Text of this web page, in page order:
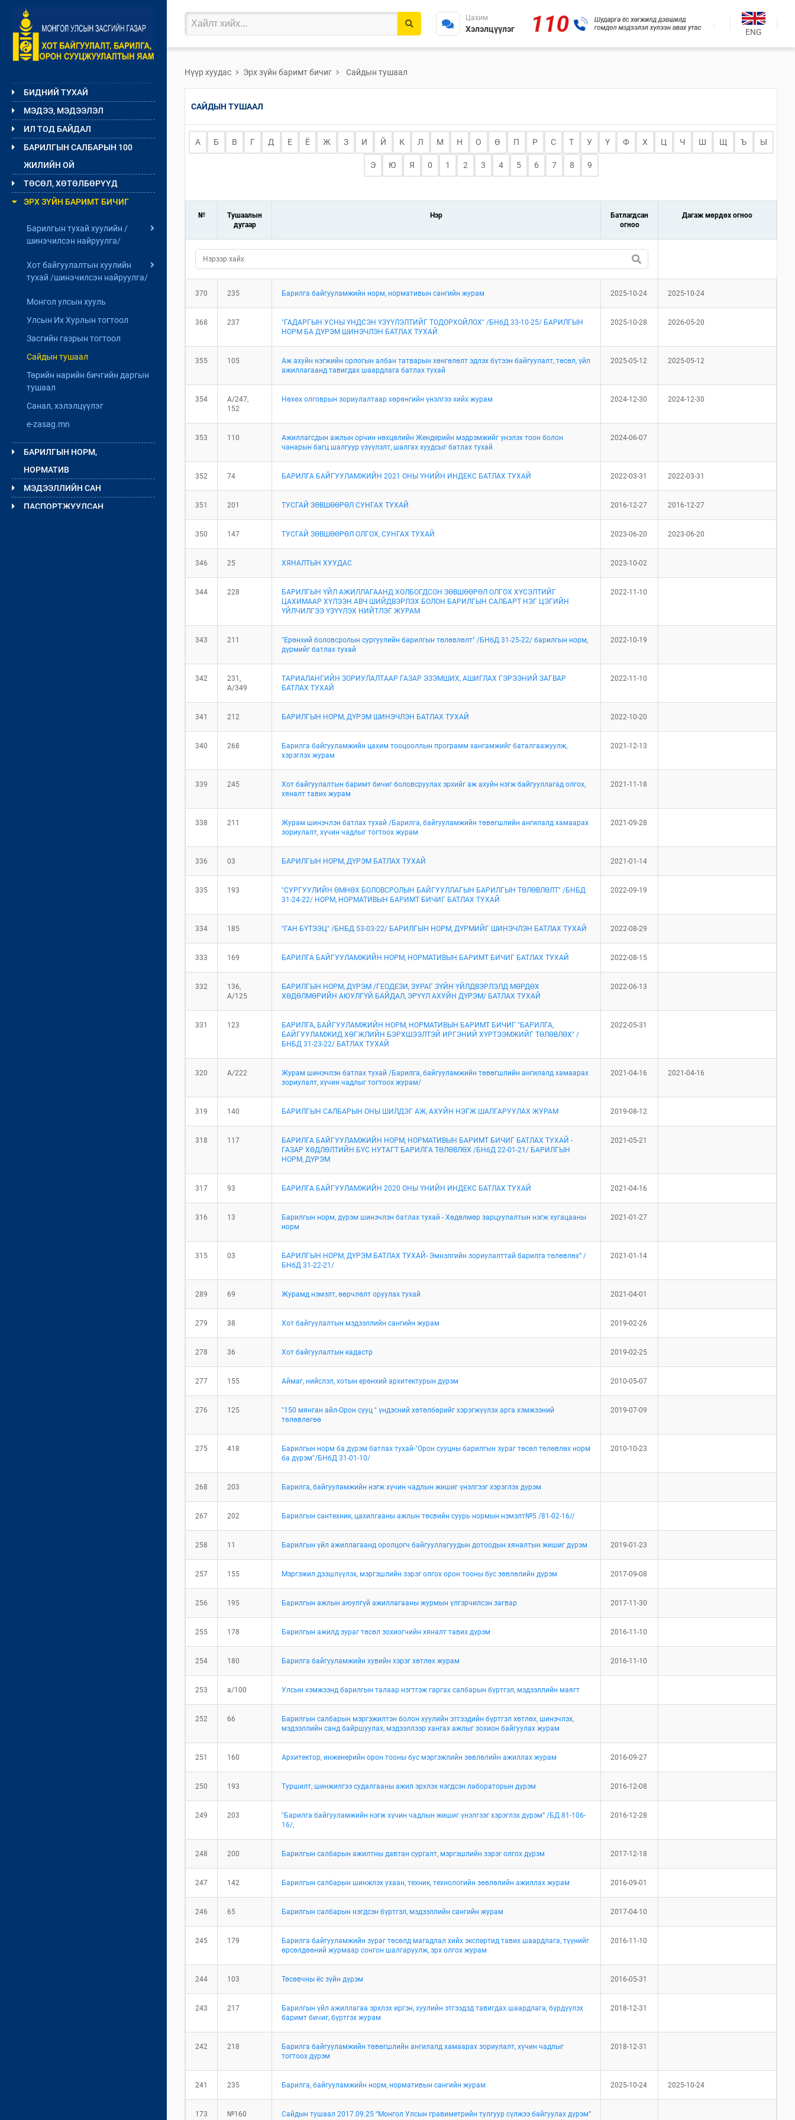
БИДНИЙ ТУХАЙ
МЭДЭЭ, МЭДЭЭЛЭЛ
ИЛ ТОД БАЙДАЛ
БАРИЛГЫН САЛБАРЫН 100
ЖИЛИЙН ОЙ
ТӨСӨЛ, ХӨТӨЛБӨРҮҮД
ЭРХ ЗҮЙН БАРИМТ БИЧИГ
Барилгын тухай хуулийн /
шинэчилсэн найруулга/
Хуулийн төслийн мэдээ,
мэлээлэл
Үзэл баримтлалын төсөл
Хуулийн төсөл
Холбогдох судалгаа
Хот байгуулалтын хуулийн
тухай /шинэчилсэн найруулга/
Хуулийн төслийн танилцуулга
Үзэл баримтлалын төсөл
Хуулийн төсөл
Монгол улсын хууль
Улсын Их Хурлын тогтоол
Засгийн газрын тогтоол
Сайдын тушаал
Төрийн нарийн бичгийн даргын
тушаал
Санал, хэлэлцүүлэг
e-zasag.mn
БАРИЛГЫН НОРМ,
НОРМАТИВ
МЭДЭЭЛЛИЙН САН
ПАСПОРТЖУУЛСАН
Цахим
Хэлэлцүүлэг
.
ENG
Нүүр хуудас Эрх зүйн баримт бичиг Сайдын тушаал
САЙДЫН ТУШААЛ
А Б В Г Д Е Ё Ж З И Й К Л М Н О Ө П Р С Т У Ү Ф Х Ц Ч Ш Щ Ъ Ы
Э Ю Я 0 1 2 3 4 5 6 7 8 9
№
Тушаалын
дугаар
Нэр
Батлагдсан
огноо
Дагаж мөрдөх огноо
370 235 Барилга байгууламжийн норм, нормативын сангийн журам 2025-10-24 2025-10-24
368 237
"ГАДАРГЫН УСНЫ ҮНДСЭН ҮЗҮҮЛЭЛТИЙГ ТОДОРХОЙЛОХ" /БНбД 33-10-25/ БАРИЛГЫН
НОРМ БА ДҮРЭМ ШИНЭЧЛЭН БАТЛАХ ТУХАЙ
2025-10-28 2026-05-20
355 105
Аж ахуйн нэгжийн орлогын албан татварын хөнгөлөлт эдлэх бүтээн байгуулалт, төсөл, үйл
ажиллагаанд тавигдах шаардлага батлах тухай
2025-05-12 2025-05-12
354
A/247,
152
Нөхөх олговрын зориулалтаар хөрөнгийн үнэлгээ хийх журам 2024-12-30 2024-12-30
353 110
Ажиллагсдын ажлын орчин нөхцөлийн Жендерийн мэдрэмжийг үнэлэх тоон болон
чанарын багц шалгуур үзүүлэлт, шалгах хуудсыг батлах тухай
2024-06-07
352 74 БАРИЛГА БАЙГУУЛАМЖИЙН 2021 ОНЫ ҮНИЙН ИНДЕКС БАТЛАХ ТУХАЙ 2022-03-31 2022-03-31
351 201 ТУСГАЙ ЗӨВШӨӨРӨЛ СУНГАХ ТУХАЙ 2016-12-27 2016-12-27
350 147 ТУСГАЙ ЗӨВШӨӨРӨЛ ОЛГОХ, СУНГАХ ТУХАЙ 2023-06-20 2023-06-20
346 25 ХЯНАЛТЫН ХУУДАС 2023-10-02
344 228
БАРИЛГЫН ҮЙЛ АЖИЛЛАГААНД ХОЛБОГДСОН ЗӨВШӨӨРӨЛ ОЛГОХ ХҮСЭЛТИЙГ
ЦАХИМААР ХҮЛЭЭН АВЧ ШИЙДВЭРЛЭХ БОЛОН БАРИЛГЫН САЛБАРТ НЭГ ЦЭГИЙН
ҮЙЛЧИЛГЭЭ ҮЗҮҮЛЭХ НИЙТЛЭГ ЖУРАМ
2022-11-10
343 211
"Ерөнхий боловсролын сургуулийн барилгын төлөвлөлт" /БНбД 31-25-22/ барилгын норм,
дүрмийг батлах тухай
2022-10-19
342
231,
А/349
ТАРИАЛАНГИЙН ЗОРИУЛАЛТААР ГАЗАР ЭЗЭМШИХ, АШИГЛАХ ГЭРЭЭНИЙ ЗАГВАР
БАТЛАХ ТУХАЙ
2022-11-10
341 212 БАРИЛГЫН НОРМ, ДҮРЭМ ШИНЭЧЛЭН БАТЛАХ ТУХАЙ 2022-10-20
340 268
Барилга байгууламжийн цахим тооцооллын программ хангамжийг баталгаажуулж,
хэрэглэх журам
2021-12-13
339 245
Хот байгуулалтын баримт бичиг боловсруулах эрхийг аж ахуйн нэгж байгууллагад олгох,
хяналт тавих журам
2021-11-18
338 211
Журам шинэчлэн батлах тухай /Барилга, байгууламжийн төвөгшлийн ангилалд хамаарах
зориулалт, хүчин чадлыг тогтоох журам
2021-09-28
336 03 БАРИЛГЫН НОРМ, ДҮРЭМ БАТЛАХ ТУХАЙ 2021-01-14
335 193
"СУРГУУЛИЙН ӨМНӨХ БОЛОВСРОЛЫН БАЙГУУЛЛАГЫН БАРИЛГЫН ТӨЛӨВЛӨЛТ" /БНБД
31-24-22/ НОРМ, НОРМАТИВЫН БАРИМТ БИЧИГ БАТЛАХ ТУХАЙ
2022-09-19
334 185 "ГАН БҮТЭЭЦ" /БНБД 53-03-22/ БАРИЛГЫН НОРМ, ДҮРМИЙГ ШИНЭЧЛЭН БАТЛАХ ТУХАЙ 2022-08-29
333 169 БАРИЛГА БАЙГУУЛАМЖИЙН НОРМ, НОРМАТИВЫН БАРИМТ БИЧИГ БАТЛАХ ТУХАЙ 2022-08-15
332
136,
А/125
БАРИЛГЫН НОРМ, ДҮРЭМ /ГЕОДЕЗИ, ЗУРАГ ЗҮЙН ҮЙЛДВЭРЛЭЛД МӨРДӨХ
ХӨДӨЛМӨРИЙН АЮУЛГҮЙ БАЙДАЛ, ЭРҮҮЛ АХУЙН ДҮРЭМ/ БАТЛАХ ТУХАЙ
2022-06-13
331 123
БАРИЛГА, БАЙГУУЛАМЖИЙН НОРМ, НОРМАТИВЫН БАРИМТ БИЧИГ "БАРИЛГА,
БАЙГУУЛАМЖИД ХӨГЖЛИЙН БЭРХШЭЭЛТЭЙ ИРГЭНИЙ ХҮРТЭЭМЖИЙГ ТӨЛӨВЛӨХ" /
БНБД 31-23-22/ БАТЛАХ ТУХАЙ
2022-05-31
320 А/222
Журам шинэчлэн батлах тухай /Барилга, байгууламжийн төвөгшлийн ангилалд хамаарах
зориулалт, хүчин чадлыг тогтоох журам/
2021-04-16 2021-04-16
319 140 БАРИЛГЫН САЛБАРЫН ОНЫ ШИЛДЭГ АЖ, АХУЙН НЭГЖ ШАЛГАРУУЛАХ ЖУРАМ 2019-08-12
318 117
БАРИЛГА БАЙГУУЛАМЖИЙН НОРМ, НОРМАТИВЫН БАРИМТ БИЧИГ БАТЛАХ ТУХАЙ -
ГАЗАР ХӨДЛӨЛТИЙН БҮС НУТАГТ БАРИЛГА ТӨЛӨВЛӨХ /БНбД 22-01-21/ БАРИЛГЫН
НОРМ, ДҮРЭМ
2021-05-21
317 93 БАРИЛГА БАЙГУУЛАМЖИЙН 2020 ОНЫ ҮНИЙН ИНДЕКС БАТЛАХ ТУХАЙ 2021-04-16
316 13
Барилгын норм, дүрэм шинэчлэн батлах тухай - Хөдөлмөр зарцуулалтын нэгж хугацааны
норм
2021-01-27
315 03
БАРИЛГЫН НОРМ, ДҮРЭМ БАТЛАХ ТУХАЙ- Эмнэлгийн зориулалттай барилга төлөвлөх” /
БНбД 31-22-21/
2021-01-14
289 69 Журамд нэмэлт, өөрчлөлт оруулах тухай 2021-04-01
279 38 Хот байгуулалтын мэдээллийн сангийн журам 2019-02-26
278 36 Хот байгуулалтын кадастр 2019-02-25
277 155 Аймаг, нийслэл, хотын ерөнхий архитектурын дүрэм 2010-05-07
276 125
"150 мянган айл-Орон сууц " үндэсний хөтөлбөрийг хэрэгжүүлэх арга хэмжээний
төлөвлөгөө
2019-07-09
275 418
Барилгын норм ба дүрэм батлах тухай-"Орон сууцны барилгын зураг төсөл төлөвлөх норм
ба дүрэм"/БНбД 31-01-10/
2010-10-23
268 203 Барилга, байгууламжийн нэгж хүчин чадлын жишиг үнэлгээг хэрэглэх дүрэм
267 202 Барилгын сантехник, цахилгааны ажлын төсвийн суурь нормын нэмэлт№5 /81-02-16//
258 11 Барилгын үйл ажиллагаанд оролцогч байгууллагуудын дотоодын хяналтын жишиг дүрэм 2019-01-23
257 155 Мэргэжил дээшлүүлэх, мэргэшлийн зэрэг олгох орон тооны бус зөвлөлийн дүрэм 2017-09-08
256 195 Барилгын ажлын аюулгүй ажиллагааны журмын үлгэрчилсэн загвар 2017-11-30
255 178 Барилгын ажилд зураг төсөл зохиогчийн хяналт тавих дүрэм 2016-11-10
254 180 Барилга байгууламжийн хувийн хэрэг хөтлөх журам 2016-11-10
253 а/100 Улсын хэмжээнд барилгын талаар нэгтгэж гаргах салбарын бүртгэл, мэдээллийн маягт
252 66
Барилгын салбарын мэргэжилтэн болон хуулийн этгээдийн бүртгэл хөтлөх, шинэчлэх,
мэдээллийн санд байршуулах, мэдээллээр хангах ажлыг зохион байгуулах журам
251 160 Архитектор, инженерийн орон тооны бус мэргэжлийн зөвлөлийн ажиллах журам 2016-09-27
250 193 Туршилт, шинжилгээ судалгааны ажил эрхлэх нэгдсэн лабораторын дүрэм 2016-12-08
249 203
"Барилга байгууламжийн нэгж хүчин чадлын жишиг үнэлгээг хэрэглэх дүрэм” /БД 81-106-
16/,
2016-12-28
248 200 Барилгын салбарын ажилтны давтан сургалт, мэргэшлийн зэрэг олгох дүрэм 2017-12-18
247 142 Барилгын салбарын шинжлэх ухаан, техник, технологийн зөвлөлийн ажиллах журам 2016-09-01
246 65 Барилгын салбарын нэгдсэн бүртгэл, мэдээллийн сангийн журам 2017-04-10
245 179
Барилга байгууламжийн зураг төсөлд магадлал хийх экспертид тавих шаардлага, түүнийг
өрсөлдөөний журмаар сонгон шалгаруулж, эрх олгох журам
2016-11-10
244 103 Төсөвчны ёс зүйн дүрэм 2016-05-31
243 217
Барилгын үйл ажиллагаа эрхлэх иргэн, хуулийн этгээдэд тавигдах шаардлага, бүрдүүлэх
баримт бичиг, бүртгэх журам
2018-12-31
242 218
Барилга байгууламжийн төвөгшлийн ангилалд хамаарах зориулалт, хүчин чадлыг
тогтоох дүрэм
2018-12-31
241 235 Барилга, байгууламжийн норм, нормативын сангийн журам 2025-10-24 2025-10-24
173 №160
Сайдын тушаал 2017.09.25 “Монгол Улсын гравиметрийн тулгуур сүлжээ байгуулах дүрэм”